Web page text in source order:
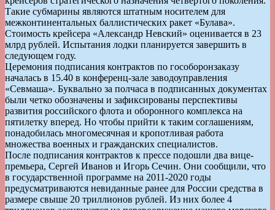
Такие субмарины являются штатным носителем для
межконтинентальных баллистических ракет «Булава».
Стоимость крейсера «Александр Невский» оценивается в 23
млрд рублей. Испытания лодки планируется завершить в
следующем году.
Церемония подписания контрактов по гособоронзаказу
началась в 15.40 в конференц-зале заводоуправления
«Севмаша». Буквально за полчаса в подписанных документах
были четко обозначены и зафиксированы перспективы
развития российского флота и оборонного комплекса на
пятилетку вперед. Но чтобы прийти к таким соглашениям,
понадобилась многомесячная и кропотливая работа
множества военных и гражданских специалистов.
После подписания контрактов к прессе подошли два вице-
премьера, Сергей Иванов и Игорь Сечин. Они сообщили, что
в государственной программе на 2011-2020 годы
предусматриваются невиданные ранее для России средства в
размере свыше 20 триллионов рублей. Из них более 4